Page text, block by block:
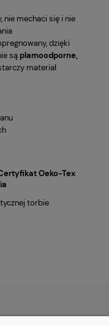
nie mechaci się i nie
dzięki
są plamoodporne,
materiał
Oeko-Tex
torbie